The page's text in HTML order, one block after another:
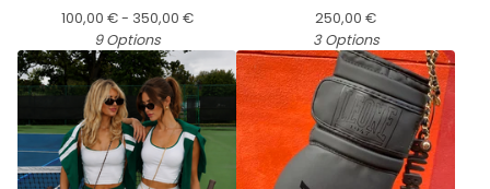
100,00 €- 350,00 €
9 Options
250,00 €
3 Options